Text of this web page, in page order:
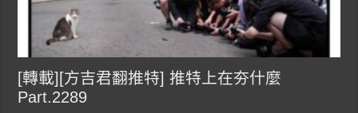
[轉載][方吉君翻推特] 推特上在夯什麼
Part.2289